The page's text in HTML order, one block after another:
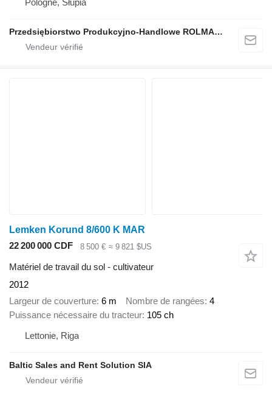
Pologne, Słupia
Przedsiębiorstwo Produkcyjno-Handlowe ROLMAPOL Marcin Dziekan
Lemken Korund 8/600 K MAR
22 200 000 CDF
8 500 € ≈ 9 821 $US
Matériel de travail du sol - cultivateur
2012
Largeur de couverture 6 m Nombre de rangées 4
Puissance nécessaire du tracteur 105 ch
Lettonie, Riga
Baltic Sales and Rent Solution SIA